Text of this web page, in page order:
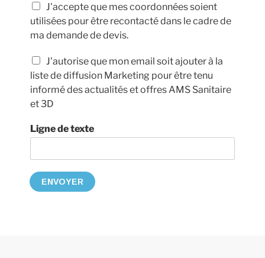
J'accepte que mes coordonnées soient
utilisées pour être recontacté dans le cadre de
ma demande de devis.
J'autorise que mon email soit ajouter à la
liste de diffusion Marketing pour être tenu
informé des actualités et offres AMS Sanitaire
et 3D
Ligne de texte
ENVOYER